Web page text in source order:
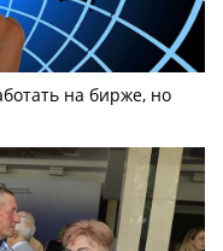
на бирже, но